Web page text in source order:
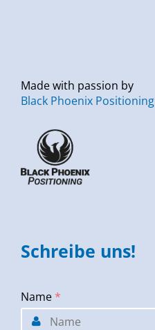
Made with passion by
Black Phoenix Positioning
Schreibe uns!
Name *